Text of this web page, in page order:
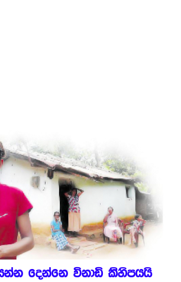
දෙන්නෙ විනාඩි කිහිපයයි